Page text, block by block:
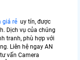
giá rẻ uy tín, được
Dịch vụ của chúng
tranh, phù hợp với
Liên hệ ngay AN
vấn Camera